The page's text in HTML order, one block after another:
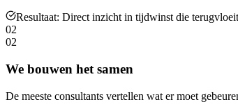
Resultaat: Direct inzicht in tijdwinst die
02
02
We bouwen het samen
De meeste consultants vertellen wat er moet